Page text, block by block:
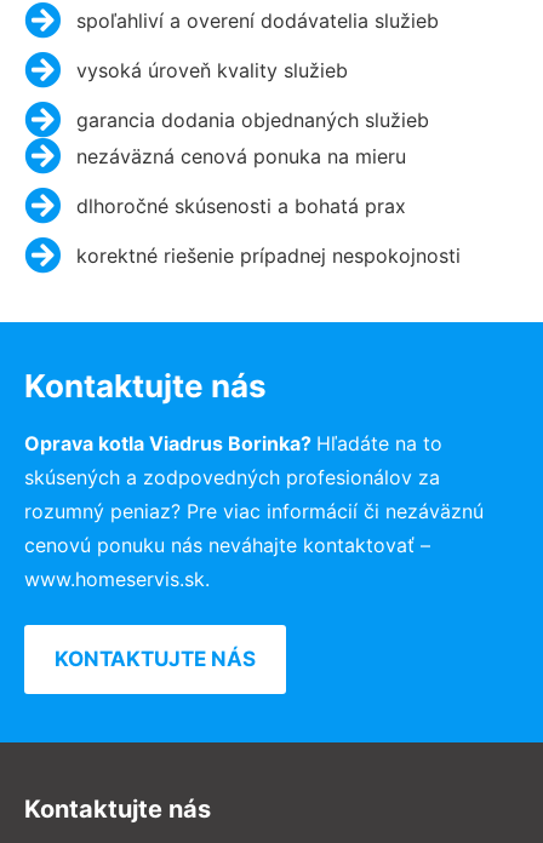
spoľahliví a overení dodávatelia služieb
vysoká úroveň kvality služieb
garancia dodania objednaných služieb
nezáväzná cenová ponuka na mieru
dlhoročné skúsenosti a bohatá prax
korektné riešenie prípadnej nespokojnosti
Kontaktujte nás
Oprava kotla Viadrus Borinka? Hľadáte na to
skúsených a zodpovedných profesionálov za
rozumný peniaz? Pre viac informácií či nezáväznú
cenovú ponuku nás neváhajte kontaktovať –
www.homeservis.sk.
KONTAKTUJTE NÁS
Kontaktujte nás